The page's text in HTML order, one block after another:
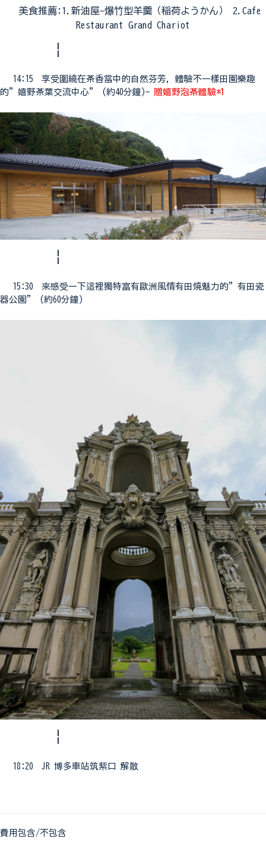
美食推薦:1.新油屋-爆竹型羊羹（稲荷ようかん） 2.Cafe
Restaurant Grand Chariot
¦
14:15 享受圍繞在茶香當中的自然芬芳，體驗不一樣田園樂趣
的”嬉野茶葉交流中心” (約40分鐘)- 贈嬉野泡茶體驗*1
¦
15:30 來感受一下這裡獨特富有歐洲風情有田燒魅力的”有田瓷
器公園” (約60分鐘)
¦
18:20 JR 博多車站筑紫口 解散
費用包含/不包含